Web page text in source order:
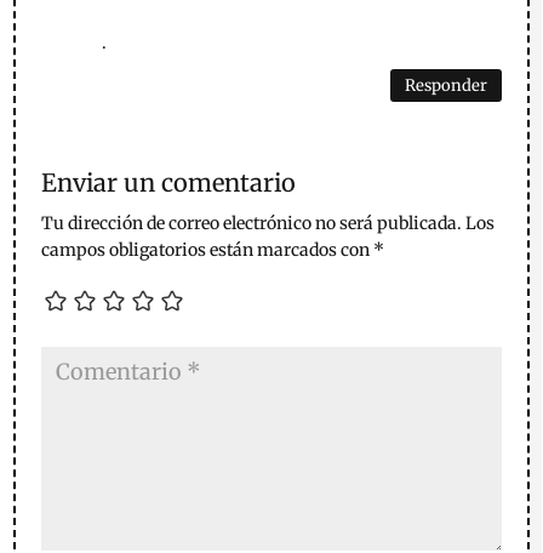
.
Responder
Enviar un comentario
Tu dirección de correo electrónico no será publicada. Los
campos obligatorios están marcados con *